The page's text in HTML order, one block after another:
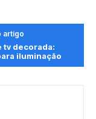
artigo
tv decorada:
iluminação